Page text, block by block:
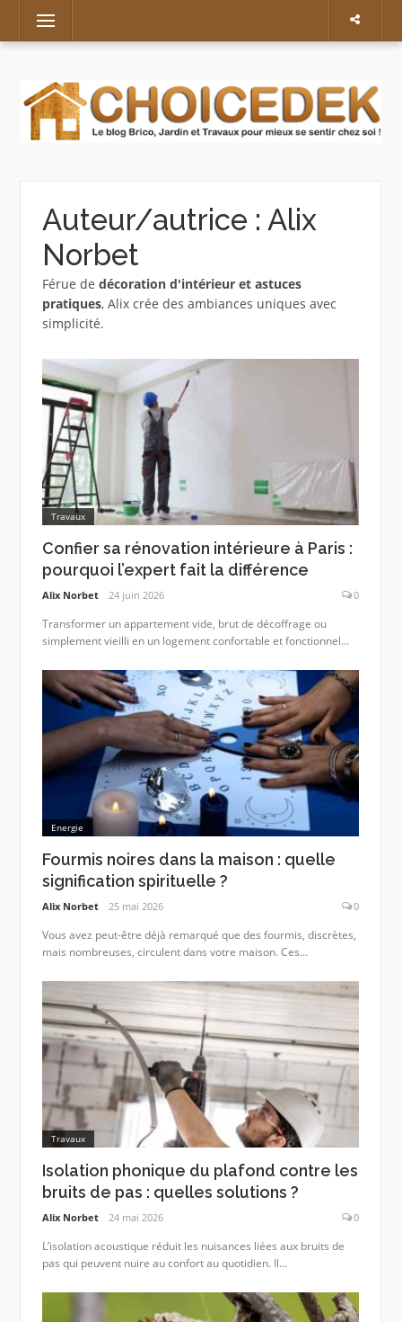
content
Menu
Auteur/autrice : Alix
Norbet
Férue de décoration d'intérieur et astuces
pratiques, Alix crée des ambiances uniques avec
simplicité.
Travaux
Confier sa rénovation intérieure à Paris :
pourquoi l’expert fait la différence
Alix Norbet 24 juin 2026 0
Transformer un appartement vide, brut de décoffrage ou
simplement vieilli en un logement confortable et fonctionnel...
Energie
Fourmis noires dans la maison : quelle
signification spirituelle ?
Alix Norbet 25 mai 2026 0
Vous avez peut-être déjà remarqué que des fourmis, discrètes,
mais nombreuses, circulent dans votre maison. Ces...
Travaux
Isolation phonique du plafond contre les
bruits de pas : quelles solutions ?
Alix Norbet 24 mai 2026 0
L’isolation acoustique réduit les nuisances liées aux bruits de
pas qui peuvent nuire au confort au quotidien. Il...